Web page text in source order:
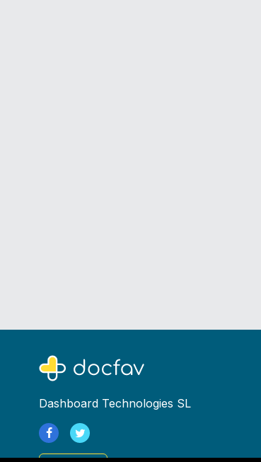
Dashboard Technologies SL